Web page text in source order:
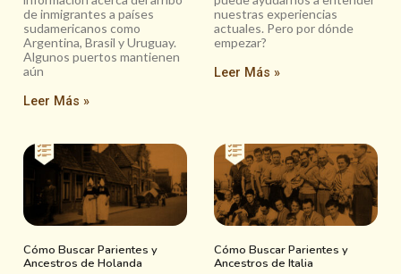
de inmigrantes a países
sudamericanos como
Argentina, Brasil y Uruguay.
Algunos puertos mantienen
aún
Leer Más »
nuestras experiencias
actuales. Pero por dónde
empezar?
Leer Más »
Cómo Buscar Parientes y
Ancestros de Holanda
Cómo Buscar Parientes y
Ancestros de Italia